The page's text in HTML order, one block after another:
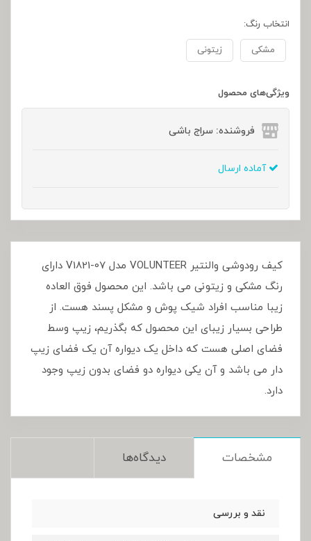
انتخاب رنگ:
مشکی زیتونی
ویژگی‌های محصول
فروشنده: سراج باشی
آماده ارسال
کیف رودوشی والنتیر VOLUNTEER مدل V1821-07 دارای
رنگ مشکی و زیتونی می باشد. این محصول فوق العاده
زیبا مناسب افراد شیک پوش و مشکل پسند هست. از
طراحی بسیار زیبای این محصول که بگذریم، زیپ وسط
فضای اصلی هست که داخل یک دیواره آن یک فضای زیپ
دار می باشد و آن یکی دیواره دو فضای بدون زیپ وجود
دارد.
مشخصات دیدگاه‌ها
نقد و بررسی